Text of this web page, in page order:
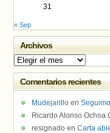
31
« Sep
Archivos
Archivos
Comentarios recientes
Mudejarillo en
Ricardo Alonso Ochoa
resignado en Carta